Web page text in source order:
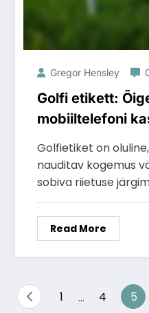
Gregor Hensley
Golfi etikett:
mobiiltelefoni
Golfietiket on
nauditav kogemus
sobiva riietuse
Read More
Posts1 … 4 5